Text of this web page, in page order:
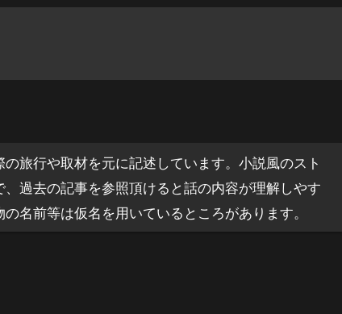
旅行や取材を元に記述しています。小説風のスト
過去の記事を参照頂けると話の内容が理解しやす
名前等は仮名を用いているところがあります。